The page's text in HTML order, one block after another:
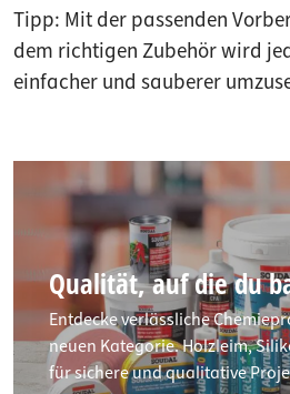
Tipp: Mit der passenden
dem richtigen Zubehör wird
einfacher und sauberer
Qualität, auf die du
Entdecke verlässliche
neuen Kategorie. Holzleim,
für sichere und qualitative